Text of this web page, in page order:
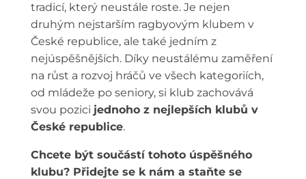
tradicí, který neustále roste. Je nejen
druhým nejstarším ragbyovým klubem v
České republice, ale také jedním z
nejúspěšnějších. Díky neustálému zaměření
na růst a rozvoj hráčů ve všech kategoriích,
od mládeže po seniory, si klub zachovává
svou pozici jednoho z nejlepších klubů v
České republice.
Chcete být součástí tohoto úspěšného
klubu? Přidejte se k nám a staňte se